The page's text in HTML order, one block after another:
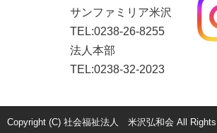
サンファミリア米沢
TEL:0238-26-8255
法人本部
TEL:0238-32-2023
Copyright (C) 社会福祉法人 米沢弘和会 All Rights